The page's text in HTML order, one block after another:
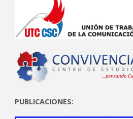
PUBLICACIONES: